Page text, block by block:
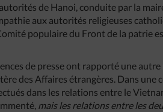
de Hanoi, conduite par la
aux autorités religieuses
populaire du Front de la patrie
de presse ont rapporté une
des Affaires étrangères. Dans
dans les relations entre le
mais les relations entre les